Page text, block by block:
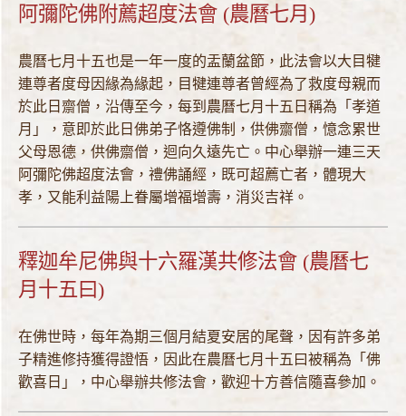
阿彌陀佛附薦超度法會 (農曆七月)
農曆七月十五也是一年一度的盂蘭盆節，此法會以大目犍
連尊者度母因緣為緣起，目犍連尊者曾經為了救度母親而
於此日齋僧，沿傳至今，每到農曆七月十五日稱為「孝道
月」，意即於此日佛弟子恪遵佛制，供佛齋僧，憶念累世
父母恩德，供佛齋僧，迴向久遠先亡。中心舉辦一連三天
阿彌陀佛超度法會，禮佛誦經，既可超薦亡者，體現大
孝，又能利益陽上眷屬增福增壽，消災吉祥。
釋迦牟尼佛與十六羅漢共修法會 (農曆七
月十五曰)
在佛世時，每年為期三個月結夏安居的尾聲，因有許多弟
子精進修持獲得證悟，因此在農曆七月十五曰被稱為「佛
歡喜日」，中心舉辦共修法會，歡迎十方善信隨喜參加。